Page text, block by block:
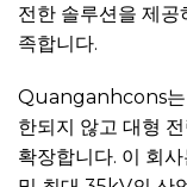
전한 솔루션을 제
족합니다.
Quanganhcons는
한되지 않고 대형
확장합니다. 이 회